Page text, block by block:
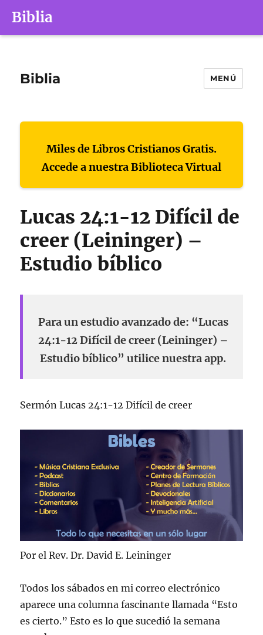
Biblia
Biblia MENÚ
Miles de Libros Cristianos Gratis.
Accede a nuestra Biblioteca Virtual
Lucas 24:1-12 Difícil de
creer (Leininger) –
Estudio bíblico
Para un estudio avanzado de: “Lucas
24:1-12 Difícil de creer (Leininger) –
Estudio bíblico” utilice nuestra app.
Sermón Lucas 24:1-12 Difícil de creer
Por el Rev. Dr. David E. Leininger
Todos los sábados en mi correo electrónico
aparece una columna fascinante llamada “Esto
es cierto.” Esto es lo que sucedió la semana